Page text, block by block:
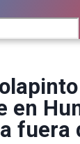
en
fuera